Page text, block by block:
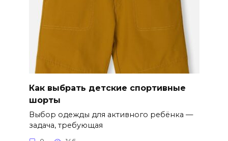
Как выбрать детские спортивные
шорты
Выбор одежды для активного ребёнка —
задача, требующая